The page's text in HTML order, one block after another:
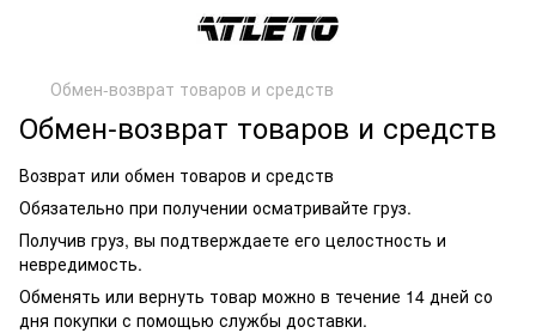
Обмен-возврат товаров и средств
Обмен-возврат товаров и средств
Возврат или обмен товаров и средств
Обязательно при получении осматривайте груз.
Получив груз, вы подтверждаете его целостность и
невредимость.
Обменять или вернуть товар можно в течение 14 дней со
дня покупки с помощью службы доставки.